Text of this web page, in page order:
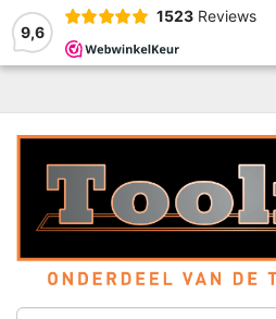
9,6
1523 Reviews